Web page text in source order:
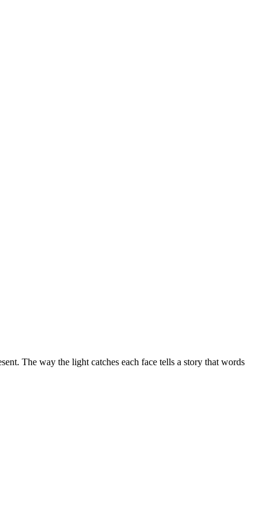
The way the light cat­ches each face tells a sto­ry that words